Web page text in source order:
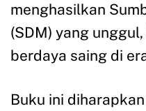
menghasilkan
(SDM) yang
berdaya saing di
Buku ini